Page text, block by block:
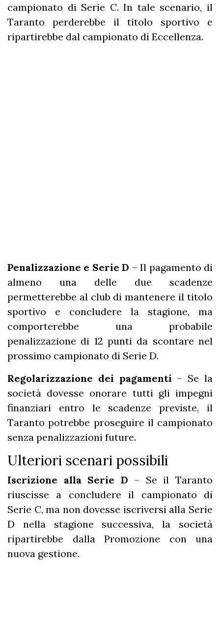
campionato di Serie C. In tale scenario, il
Taranto perderebbe il titolo sportivo e
ripartirebbe dal campionato di Eccellenza.
Penalizzazione e Serie D – Il pagamento di
almeno una delle due scadenze
permetterebbe al club di mantenere il titolo
sportivo e concludere la stagione, ma
comporterebbe una probabile
penalizzazione di 12 punti da scontare nel
prossimo campionato di Serie D.
Regolarizzazione dei pagamenti – Se la
società dovesse onorare tutti gli impegni
finanziari entro le scadenze previste, il
Taranto potrebbe proseguire il campionato
senza penalizzazioni future.
Ulteriori scenari possibili
Iscrizione alla Serie D – Se il Taranto
riuscisse a concludere il campionato di
Serie C, ma non dovesse iscriversi alla Serie
D nella stagione successiva, la società
ripartirebbe dalla Promozione con una
nuova gestione.